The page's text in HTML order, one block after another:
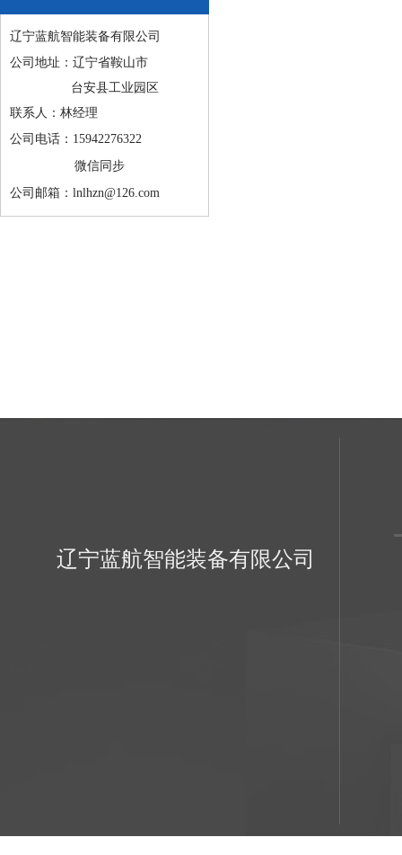
辽宁蓝航智能装备有限公司
公司地址：辽宁省鞍山市
台安县工业园区
联系人：林经理
公司电话：15942276322
微信同步
公司邮箱：lnlhzn@126.com
辽宁蓝航智能装备有限公司